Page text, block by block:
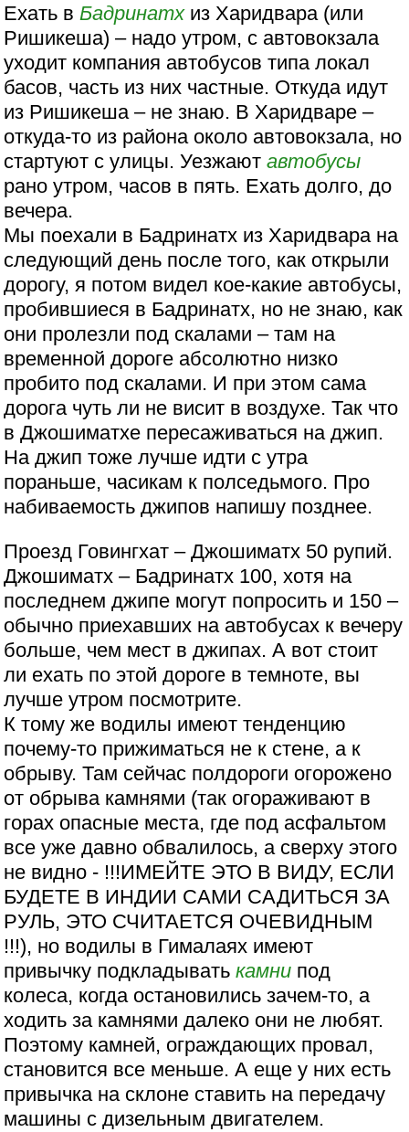
Ехать в Бадринатхиз Харидвара (или
Ришикеша) – надо утром, с автовокзала
уходит компания автобусов типа локал
басов, часть из них частные. Откуда идут
из Ришикеша – не знаю. В Харидваре –
откуда-то из района около автовокзала, но
стартуют с улицы. Уезжаютавтобусы
рано утром, часов в пять. Ехать долго, до
вечера.
Мы поехали в Бадринатх из Харидвара на
следующий день после того, как открыли
дорогу, я потом видел кое-какие автобусы,
пробившиеся в Бадринатх, но не знаю, как
они пролезли под скалами – там на
временной дороге абсолютно низко
пробито под скалами. И при этом сама
дорога чуть ли не висит в воздухе. Так что
в Джошиматхе пересаживаться на джип.
На джип тоже лучше идти с утра
пораньше, часикам к полседьмого. Про
набиваемость джипов напишу позднее.
Проезд Говингхат – Джошиматх 50 рупий.
Джошиматх – Бадринатх 100, хотя на
последнем джипе могут попросить и 150 –
обычно приехавших на автобусах к вечеру
больше, чем мест в джипах. А вот стоит
ли ехать по этой дороге в темноте, вы
лучше утром посмотрите.
К тому же водилы имеют тенденцию
почему-то прижиматься не к стене, а к
обрыву. Там сейчас полдороги огорожено
от обрыва камнями (так огораживают в
горах опасные места, где под асфальтом
все уже давно обвалилось, а сверху этого
не видно - !!!ИМЕЙТЕ ЭТО В ВИДУ, ЕСЛИ
БУДЕТЕ В ИНДИИ САМИ САДИТЬСЯ ЗА
РУЛЬ, ЭТО СЧИТАЕТСЯ ОЧЕВИДНЫМ
!!!), но водилы в Гималаях имеют
привычку подкладыватькамни под
колеса, когда остановились зачем-то, а
ходить за камнями далеко они не любят.
Поэтому камней, ограждающих провал,
становится все меньше. А еще у них есть
привычка на склоне ставить на передачу
машины с дизельным двигателем.